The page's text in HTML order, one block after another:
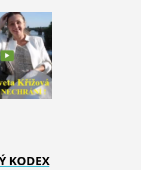
KODEX